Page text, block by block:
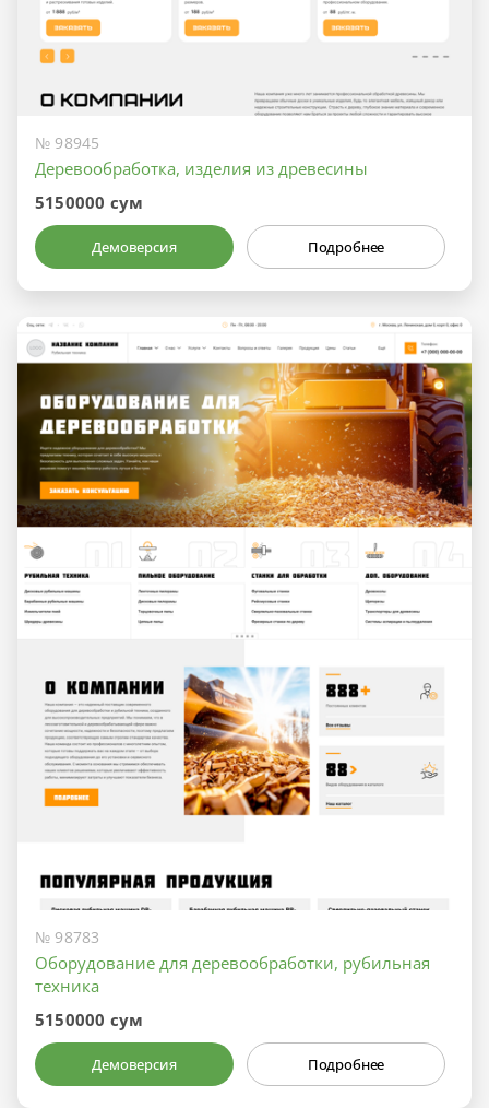
№ 98945
Деревообработка, изделия из древесины
5150000 сум
Демоверсия Подробнее
№ 98783
Оборудование для деревообработки, рубильная
техника
5150000 сум
Демоверсия Подробнее